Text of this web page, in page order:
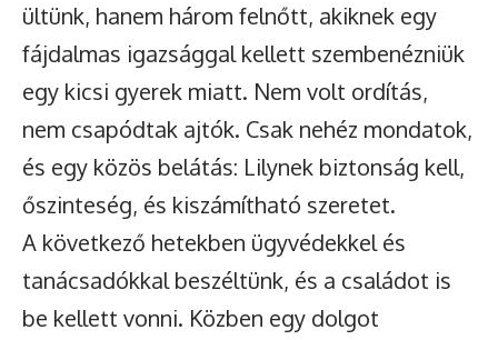
ültünk, hanem három felnőtt, akiknek egy
fájdalmas igazsággal kellett szembenézniük
egy kicsi gyerek miatt. Nem volt ordítás,
nem csapódtak ajtók. Csak nehéz mondatok,
és egy közös belátás: Lilynek biztonság kell,
őszinteség, és kiszámítható szeretet.
A következő hetekben ügyvédekkel és
tanácsadókkal beszéltünk, és a családot is
be kellett vonni. Közben egy dolgot